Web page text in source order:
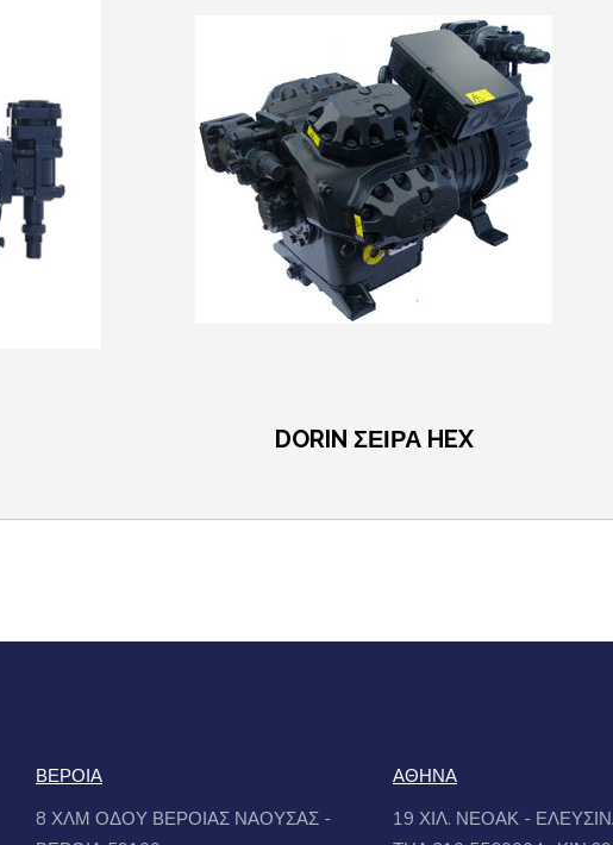
DORIN ΣΕΙΡΑ HEX
ΒΕΡΟΙΑ
8 ΧΛΜ ΟΔΟΥ ΒΕΡΟΙΑΣ ΝΑΟΥΣΑΣ -
ΑΘΗΝΑ
19 ΧΙΛ. ΝΕΟΑΚ -